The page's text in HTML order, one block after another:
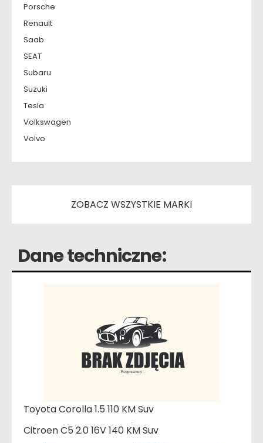
Porsche
Renault
Saab
SEAT
Subaru
Suzuki
Tesla
Volkswagen
Volvo
ZOBACZ WSZYSTKIE MARKI
Dane techniczne:
Toyota Corolla 1.5 110 KM Suv
Citroen C5 2.0 16V 140 KM Suv